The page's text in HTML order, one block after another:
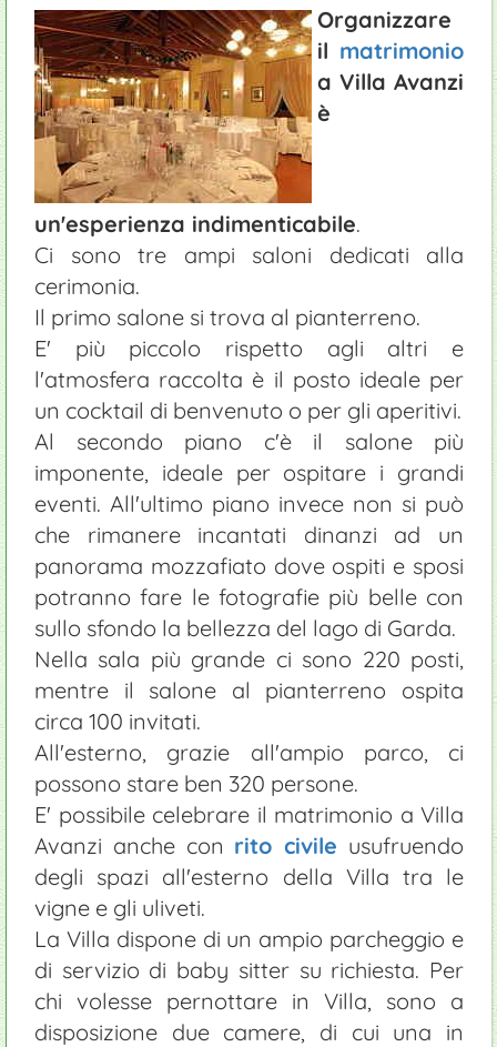
Organizzare
il matrimonio
a Villa Avanzi
è
un'esperienza indimenticabile.
Ci sono tre ampi saloni dedicati alla
cerimonia.
Il primo salone si trova al pianterreno.
E' più piccolo rispetto agli altri e
l'atmosfera raccolta è il posto ideale per
un cocktail di benvenuto o per gli aperitivi.
Al secondo piano c'è il salone più
imponente, ideale per ospitare i grandi
eventi. All'ultimo piano invece non si può
che rimanere incantati dinanzi ad un
panorama mozzafiato dove ospiti e sposi
potranno fare le fotografie più belle con
sullo sfondo la bellezza del lago di Garda.
Nella sala più grande ci sono 220 posti,
mentre il salone al pianterreno ospita
circa 100 invitati.
All'esterno, grazie all'ampio parco, ci
possono stare ben 320 persone.
E' possibile celebrare il matrimonio a Villa
Avanzi anche con rito civile usufruendo
degli spazi all'esterno della Villa tra le
vigne e gli uliveti.
La Villa dispone di un ampio parcheggio e
di servizio di baby sitter su richiesta. Per
chi volesse pernottare in Villa, sono a
disposizione due camere, di cui una in